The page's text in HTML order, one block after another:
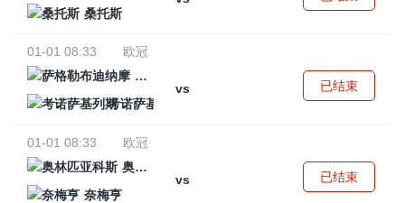
桑托斯
01-01 08:33
欧冠
萨格勒布迪纳摩
vs
考诺萨基列斯
已结束
01-01 08:33
欧冠
奥林匹亚科斯
vs
奈梅亨
已结束